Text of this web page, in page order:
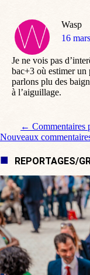
Wasp
dit
16
Je ne vois pas
bac+3 où estimer un
parlons plu des
à l’aiguillage.
Navigation de
← Commentaires
Nouveaux
REPORTAGES/